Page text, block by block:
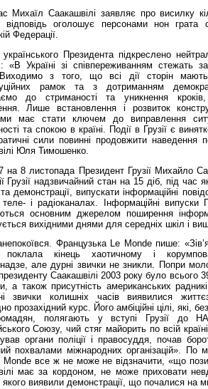
Михаїл Саакашвілі заявляє про висилку
відповідь оголошує персонами нон грата
Федерації.
українського Президента підкреслено
«В Україні зі співпереживанням стежать
Виходимо з того, що всі дії сторін
рамок та з дотриманням
до стриманості та уникнення
Ли­ше встановлення і розвиток
має стати ключем до виправлення
та спокою в країні. Події в Грузії є
сили повинні продовжити наведення
Юля Тимошенко.
на 8 листопада Президент Грузії Михайло
Грузії надзвичайний стан на 15 діб, під час
демонстрації, випускати інформаційні
і радіоканалах. Інформаційні випуски
основним джерелом поширення
вихідними днями для середніх шкіл і
Французька Le Monde пише:
поклала кінець хаотичному і
але дурні звички не зникли. Попри
Саакашвілі 2003 року було всього
а також присутність американських
звички колишніх часів виявилися
прозахідний курс. Його амбіційні цілі, які,
полягають у вступі Грузії до
Союзу, чий стяг майорить по всій
органи поліції і правосуддя, почав
похвалами міжнародних організацій». По
Monde все ж не може не відзначити, «що
має за кордоном, не може приховати
якого виявили демонстрації, що почалися на